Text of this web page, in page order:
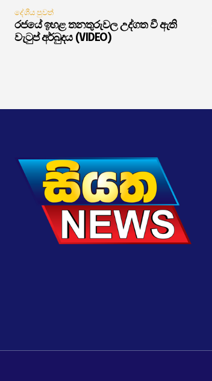
දේශීය පුවත්
රජයේ ඉහළ තනතුරුවල උද්ගත වී ඇති
වැටුප් අර්බුදය (VIDEO)